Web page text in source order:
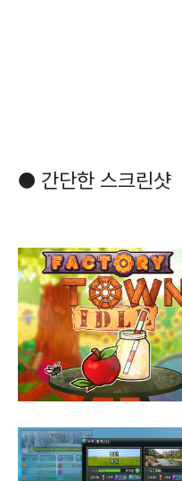
● 간단한 스크린샷